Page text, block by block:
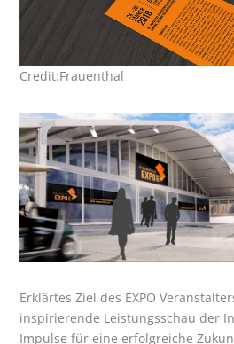
Credit:Frauenthal
Erklärtes Ziel des EXPO
inspirierende Leistungsschau der
Impulse für eine erfolgreiche